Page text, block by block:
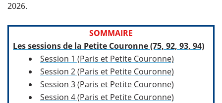
2026.
SOMMAIRE
Les sessions de la Petite Couronne (75, 92, 93, 94)
Session 1 (Paris et Petite Couronne)
Session 2 (Paris et Petite Couronne)
Session 3 (Paris et Petite Couronne)
Session 4 (Paris et Petite Couronne)